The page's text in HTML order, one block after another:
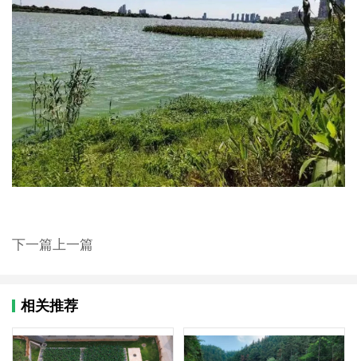
下一篇上一篇
相关推荐